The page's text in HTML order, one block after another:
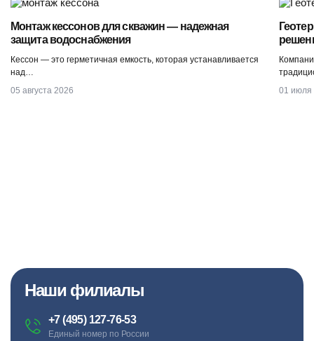
Монтаж кессонов для скважин — надежная
защита водоснабжения
Кессон — это герметичная емкость, которая устанавливается
над…
05 августа 2026
01 июля
Наши филиалы
+7 (495) 127-76-53
Единый номер по России